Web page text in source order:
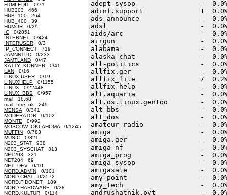
HTMLEDIT 0/71
HUB203 466
HUB_100 264
HUB_400 39
HUMOR 0/29
IC 0/2851
INTERNET 0/424
INTERUSER 0/3
IP_CONNECT 719
JAMNNTPD 0/233
JAMTLAND 0/47
KATTY_KORNER 0/41
LAN 0/16
LINUX-USER 0/19
LINUXHELP 0/1155
LINUX 0/22448
LINUX_BBS 0/957
mail 18.68
mail_fore_ok 249
MENSA 0/341
MODERATOR 0/102
MONTE 0/992
MOSCOW_OKLAHOMA 0/1245
MUFFIN 0/783
MUSIC 0/321
N203_STAT 938
N203_SYSCHAT 313
NET203 321
NET204 69
NET_DEV 0/10
NORD.ADMIN 0/101
NORD.CHAT 0/2572
NORD.FIDONET 189
NORD.HARDWARE 0/28
NORD.KULTUR 0/114